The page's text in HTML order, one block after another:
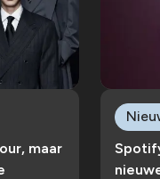
maar